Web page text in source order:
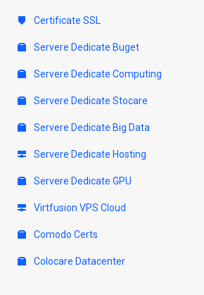
Certificate SSL
Servere Dedicate Buget
Servere Dedicate Computing
Servere Dedicate Stocare
Servere Dedicate Big Data
Servere Dedicate Hosting
Servere Dedicate GPU
Virtfusion VPS Cloud
Comodo Certs
Colocare Datacenter